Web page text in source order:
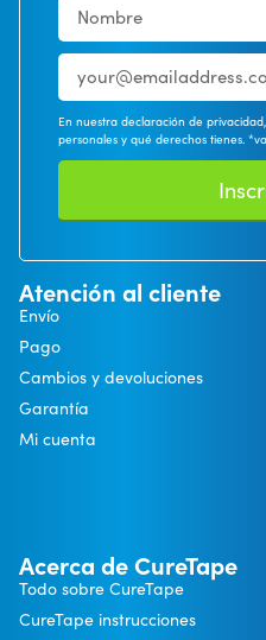
En nuestra declaración de
personales y qué derechos tienes.
Atención al cliente
Envío
Pago
Cambios y devoluciones
Garantía
Mi cuenta
Acerca de CureTape
Todo sobre CureTape
CureTape instrucciones